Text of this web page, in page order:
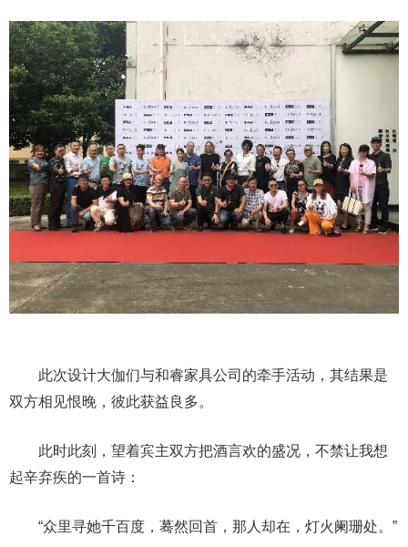
此次设计大伽们与和睿家具公司的牵手活动，其结果是
双方相见恨晚，彼此获益良多。
此时此刻，望着宾主双方把酒言欢的盛况，不禁让我想
起辛弃疾的一首诗：
“众里寻她千百度，蓦然回首，那人却在，灯火阑珊处。”